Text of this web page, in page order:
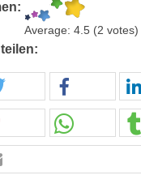
Average: 4.5 (2 votes)